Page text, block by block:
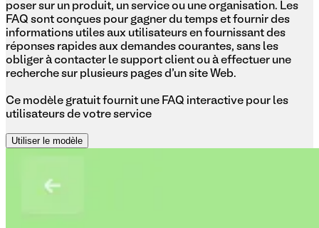
poser sur un produit, un service ou une organisation. Les
FAQ sont conçues pour gagner du temps et fournir des
informations utiles aux utilisateurs en fournissant des
réponses rapides aux demandes courantes, sans les
obliger à contacter le support client ou à effectuer une
recherche sur plusieurs pages d'un site Web.
Ce modèle gratuit fournit une FAQ interactive pour les
utilisateurs de votre service
Utiliser le modèle